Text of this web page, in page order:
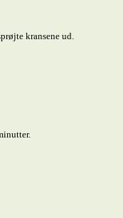
kransene ud.